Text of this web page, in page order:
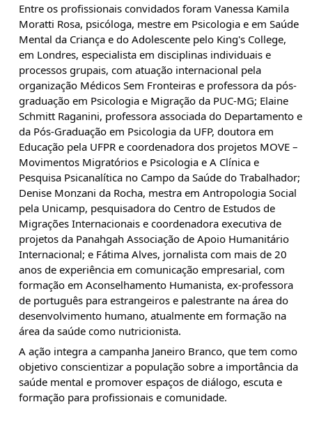
Entre os profissionais convidados foram Vanessa Kamila
Moratti Rosa, psicóloga, mestre em Psicologia e em Saúde
Mental da Criança e do Adolescente pelo King's College,
em Londres, especialista em disciplinas individuais e
processos grupais, com atuação internacional pela
organização Médicos Sem Fronteiras e professora da pós-
graduação em Psicologia e Migração da PUC-MG; Elaine
Schmitt Raganini, professora associada do Departamento e
da Pós-Graduação em Psicologia da UFP, doutora em
Educação pela UFPR e coordenadora dos projetos MOVE –
Movimentos Migratórios e Psicologia e A Clínica e
Pesquisa Psicanalítica no Campo da Saúde do Trabalhador;
Denise Monzani da Rocha, mestra em Antropologia Social
pela Unicamp, pesquisadora do Centro de Estudos de
Migrações Internacionais e coordenadora executiva de
projetos da Panahgah Associação de Apoio Humanitário
Internacional; e Fátima Alves, jornalista com mais de 20
anos de experiência em comunicação empresarial, com
formação em Aconselhamento Humanista, ex-professora
de português para estrangeiros e palestrante na área do
desenvolvimento humano, atualmente em formação na
área da saúde como nutricionista.
A ação integra a campanha Janeiro Branco, que tem como
objetivo conscientizar a população sobre a importância da
saúde mental e promover espaços de diálogo, escuta e
formação para profissionais e comunidade.